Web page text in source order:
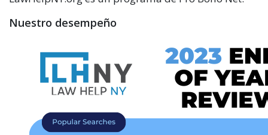
Nuestro desempeño